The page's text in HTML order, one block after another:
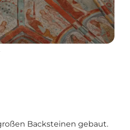
Backsteinen gebaut.